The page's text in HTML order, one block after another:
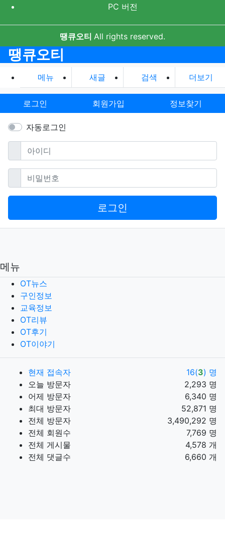
PC 버전
땡큐오티 All rights reserved.
땡큐오티
메뉴 새글 검색 더보기
로그인 회원가입 정보찾기
자동로그인
아이디필수
비밀번호필수
로그인
메뉴
OT뉴스
구인정보
교육정보
OT리뷰
OT후기
OT이야기
현재 접속자 16(3) 명
오늘 방문자
2,293 명
어제 방문자
6,340 명
최대 방문자
52,871 명
전체 방문자
3,490,292 명
전체 회원수
7,769 명
전체 게시물
4,578 개
전체 댓글수
6,660 개